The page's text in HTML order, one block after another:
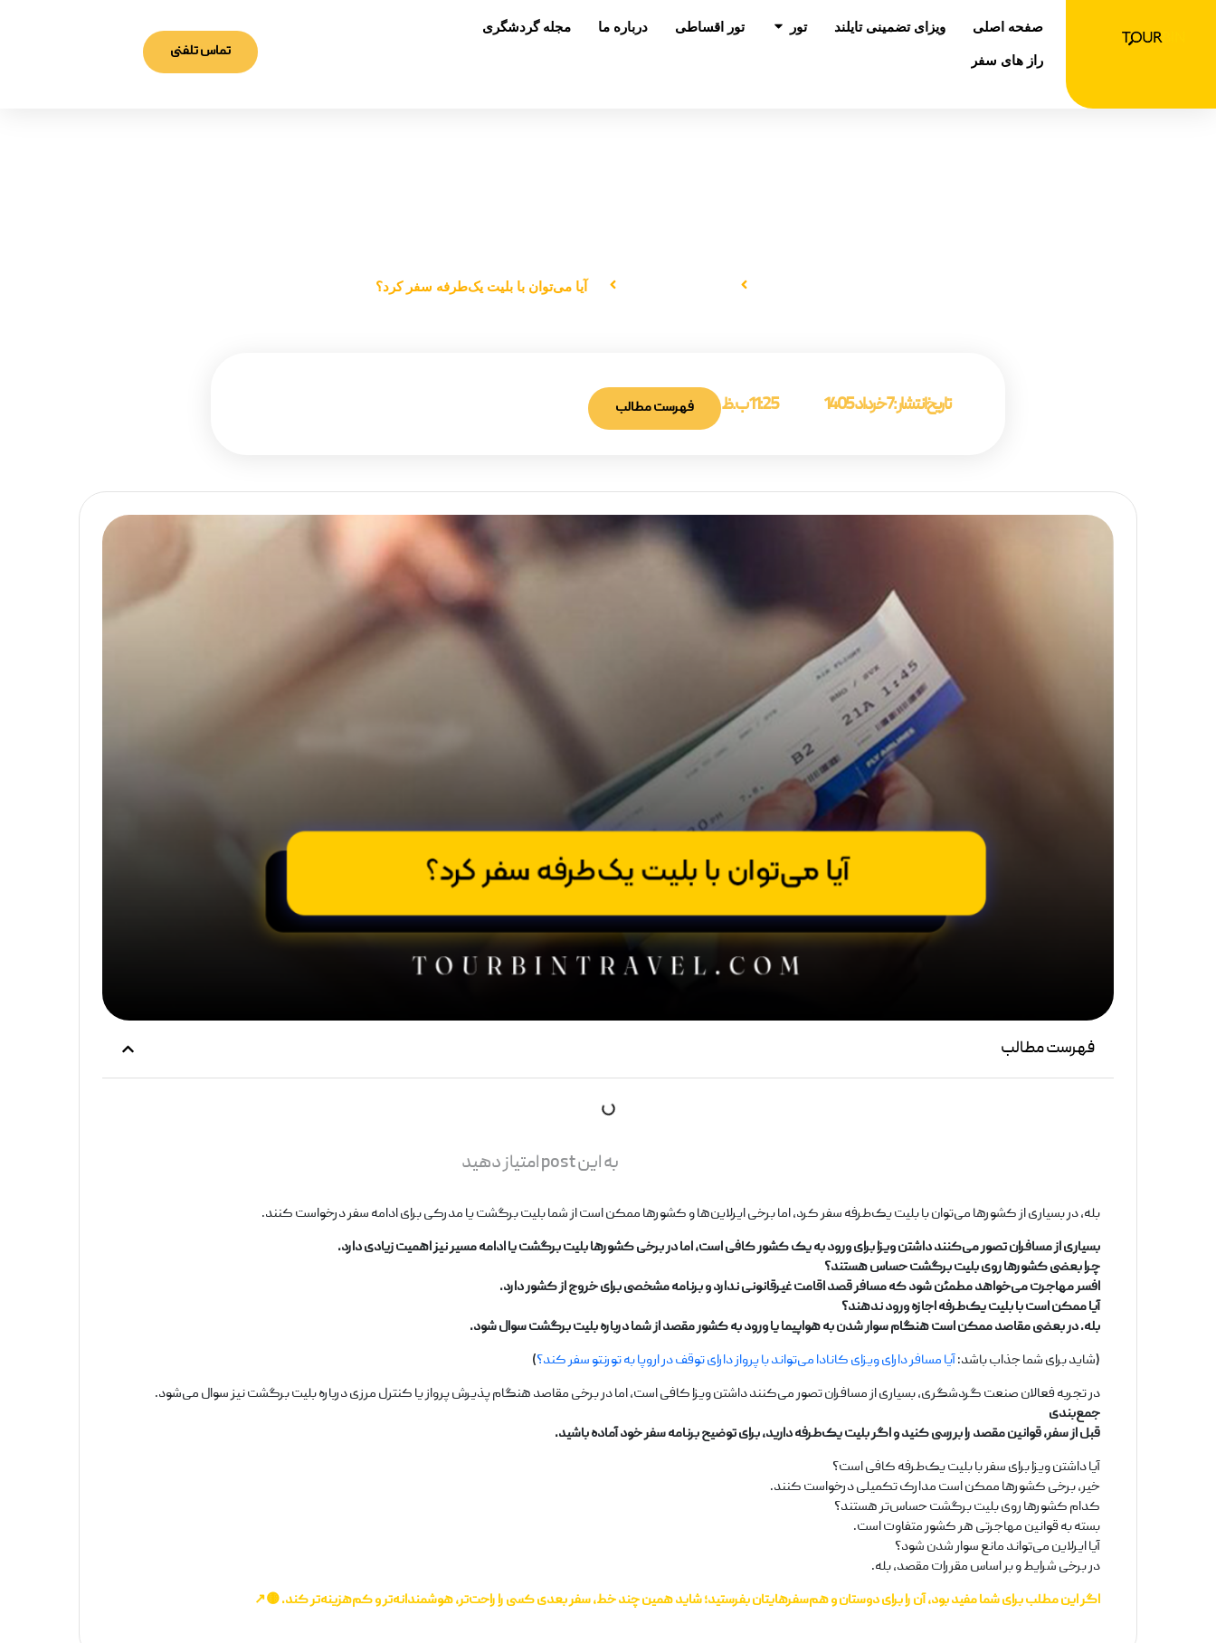
صفحه اصلی ویزای تضمینی تایلند تور باز کردن در تور
تور اقساطی درباره ما
مجله گردشگری
راز های سفر
تماس تلفنی
آیا می‌توان با بلیت یک‌طرفه سفر کرد؟
تاریخ انتشار :7 خرداد 1405 11:25 ب.ظ فهرست مطالب
فهرست مطالب
به این post امتیاز دهید
بله، در بسیاری از کشورها می‌توان با بلیت یک‌طرفه سفر کرد، اما برخی ایرلاین‌ها و کشورها ممکن است از شما بلیت برگشت یا مدرکی برای ادامه سفر درخواست کنند.
بسیاری از مسافران تصور می‌کنند داشتن ویزا برای ورود به یک کشور کافی است، اما در برخی کشورها بلیت برگشت یا ادامه مسیر نیز اهمیت زیادی دارد.
چرا بعضی کشورها روی بلیت برگشت حساس هستند؟
افسر مهاجرت می‌خواهد مطمئن شود که مسافر قصد اقامت غیرقانونی ندارد و برنامه مشخصی برای خروج از کشور دارد.
آیا ممکن است با بلیت یک‌طرفه اجازه ورود ندهند؟
بله. در بعضی مقاصد ممکن است هنگام سوار شدن به هواپیما یا ورود به کشور مقصد از شما درباره بلیت برگشت سوال شود.
(شاید برای شما جذاب باشد:آیا مسافر دارای ویزای کانادا می‌تواند با پرواز دارای توقف در اروپا به تورنتو سفر کند؟)
در تجربه فعالان صنعت گردشگری، بسیاری از مسافران تصور می‌کنند داشتن ویزا کافی است، اما در برخی مقاصد هنگام پذیرش پرواز یا کنترل مرزی درباره بلیت برگشت نیز سوال می‌شود.
جمع‌بندی
قبل از سفر، قوانین مقصد را بررسی کنید و اگر بلیت یک‌طرفه دارید، برای توضیح برنامه سفر خود آماده باشید.
آیا داشتن ویزا برای سفر با بلیت یک‌طرفه کافی است؟
خیر، برخی کشورها ممکن است مدارک تکمیلی درخواست کنند.
کدام کشورها روی بلیت برگشت حساس‌تر هستند؟
بسته به قوانین مهاجرتی هر کشور متفاوت است.
آیا ایرلاین می‌تواند مانع سوار شدن شود؟
در برخی شرایط و بر اساس مقررات مقصد، بله.
اگر این مطلب برای شما مفید بود، آن را برای دوستان و هم‌سفرهایتان بفرستید؛ شاید همین چند خط، سفر بعدی کسی را راحت‌تر، هوشمندانه‌تر و کم‌هزینه‌تر کند. 🟡↗️